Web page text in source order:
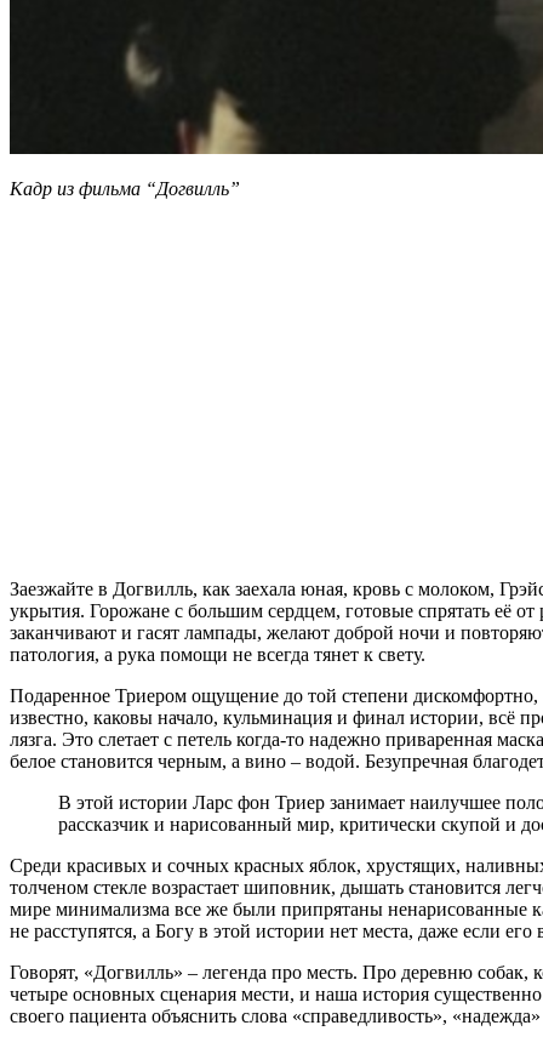
Кадр из фильма “Догвилль”
Заезжайте в Догвилль, как заехала юная, кровь с молоком,
укрытия. Горожане с большим сердцем, готовые спрятать её
заканчивают и гасят лампады, желают доброй ночи и
патология, а рука помощи не всегда тянет к свету.
Подаренное Триером ощущение до той степени дискомфортно,
известно, каковы начало, кульминация и финал истории, всё
лязга. Это слетает с петель когда-то надежно приваренная
белое становится черным, а вино – водой. Безупречная
В этой истории Ларс фон Триер занимает наилучшее
рассказчик и нарисованный мир, критически скупой и
Среди красивых и сочных красных яблок, хрустящих,
толченом стекле возрастает шиповник, дышать становится
мире минимализма все же были припрятаны ненарисованные
не расступятся, а Богу в этой истории нет места, даже если
Говорят, «Догвилль» – легенда про месть. Про деревню
четыре основных сценария мести, и наша история
своего пациента объяснить слова «справедливость»,